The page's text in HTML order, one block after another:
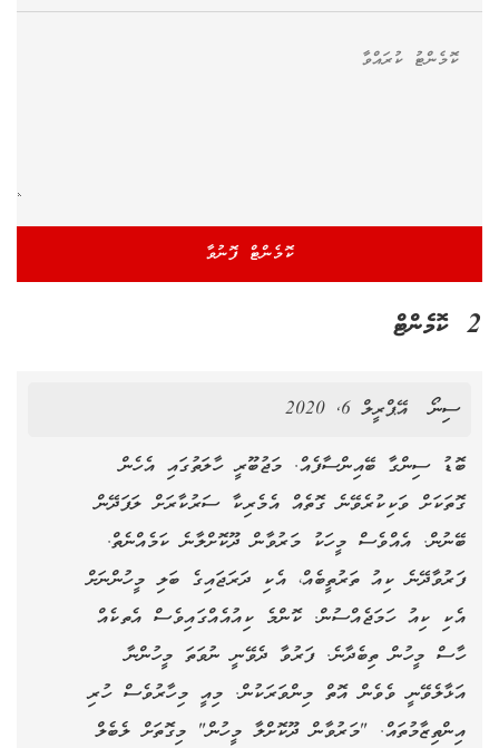
2 ކޮމެންޓް
ސިނޯ އޭޕްރީލް 6, 2020
ބޮޑު ސިންގާ ބޭއިންސާފެއް. މަޖުބޫރީ ހާލަތުގައި އެހެން
ގޮތަކަށް ވަކިކުރެވޭނެ ގޮތެއް އެމެރިކާ ސަރުކާރަށް ލަފަދޭން
ބޭނުން. އެއްވެސް މީހަކު މަރުވާން ދޫކޮށްލާނެ ކަމެއްނެތް.
ފަރުވާދޭނެ ކިއު ތަރުތީބެއް، އެކި ދަރަޖައިގެ ބަލި މީހުންނަށް
އެކި ކިއު ހަމަޖެއްސުން. ކޮންމެ ކިއުއެއްގައިވެސް އެތކެއް
ހާސް މީހުން ތިބެދާނެ. ފަރުވާ ދެވޭނީ ނުވަތަ މީހުންނާ
އަޅާލެވޭނީ ވެވެން އޮތް މިންވަރަކުން. މިއީ މިހާރުވެސް ހުރި
އިންތިޒާމުތައް. "މަރުވާން ދޫކޮށްލާ މީހުން" މިގޮތަށް ލެބެލް